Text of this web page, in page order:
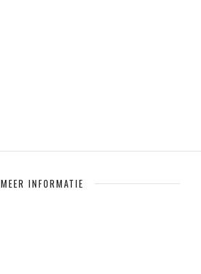
MEER INFORMATIE